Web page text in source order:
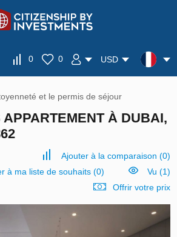
0 0 USD
et le permis de séjour
À DUBAI,
Ajouter à la comparaison (0)
à ma liste de souhaits(0)
Vu (1)
Offrir votre prix